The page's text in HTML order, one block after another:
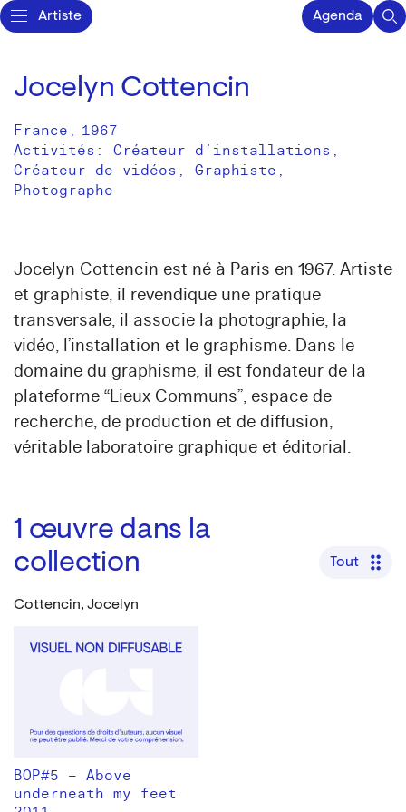
Artiste Agenda
Jocelyn Cottencin
France , 1967
Activités: Créateur d’installations
Créateur de vidéos
Graphiste
Photographe
Jocelyn Cottencin est né à Paris en 1967. Artiste
et graphiste, il revendique une pratique
transversale, il associe la photographie, la
vidéo, l’installation et le graphisme. Dans le
domaine du graphisme, il est fondateur de la
plateforme “Lieux Communs”, espace de
recherche, de production et de diffusion,
véritable laboratoire graphique et éditorial.
1 œuvre dans la
collection
Tout
Cottencin, Jocelyn
BOP#5 – Above
underneath my feet